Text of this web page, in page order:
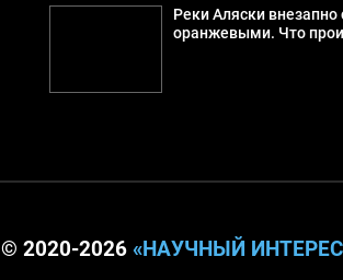
Реки Аляски внезапно
оранжевыми. Что
© 2020-2026 «НАУЧНЫЙ